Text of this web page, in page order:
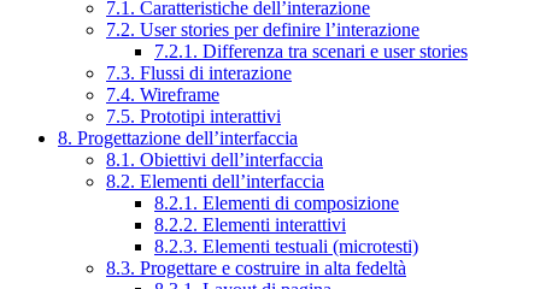
7.1. Caratteristiche dell’interazione
7.2. User stories per definire l’interazione
7.2.1. Differenza tra scenari e user stories
7.3. Flussi di interazione
7.4. Wireframe
7.5. Prototipi interattivi
8. Progettazione dell’interfaccia
8.1. Obiettivi dell’interfaccia
8.2. Elementi dell’interfaccia
8.2.1. Elementi di composizione
8.2.2. Elementi interattivi
8.2.3. Elementi testuali (microtesti)
8.3. Progettare e costruire in alta fedeltà